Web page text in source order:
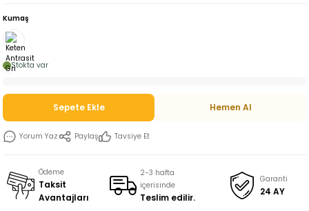
Kumaş
Stokta var
Sepete Ekle Hemen Al
Yorum Yaz Paylaş Tavsiye Et
Ödeme
Taksit
Avantajları
2-3 hafta
içerisinde
Teslim edilir.
Garanti
24 AY